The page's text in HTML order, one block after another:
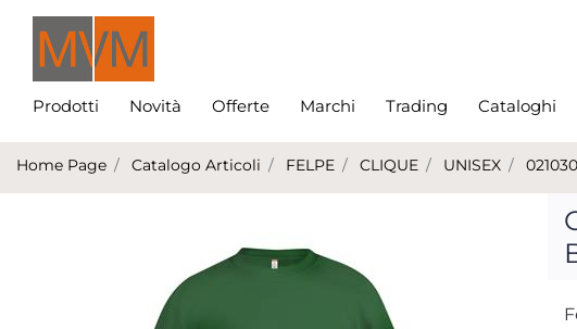
Prodotti Novità Offerte Marchi Trading Cataloghi
Home Page Catalogo Articoli FELPE CLIQUE UNISEX